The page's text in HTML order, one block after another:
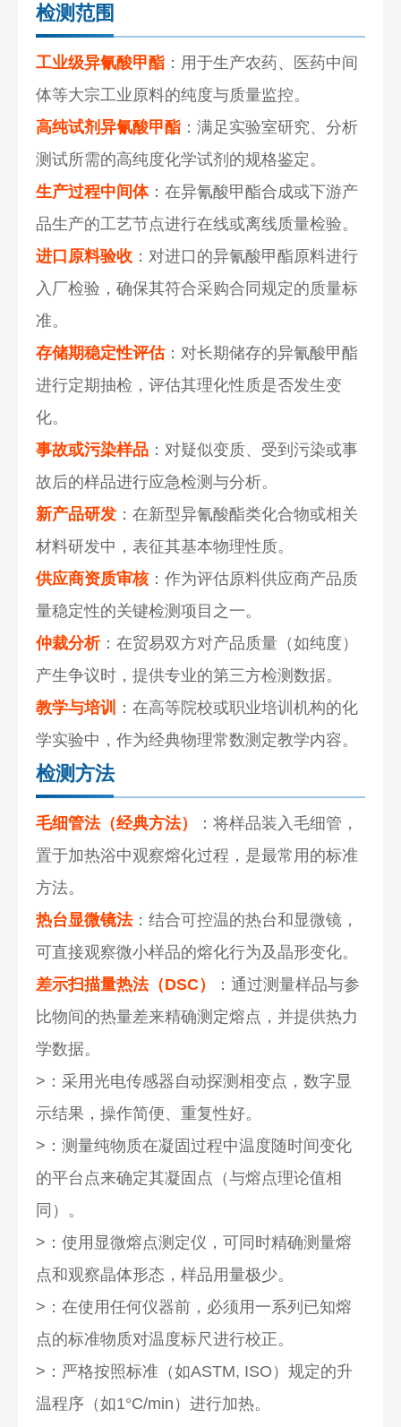
检测范围
工业级异氰酸甲酯 ：用于生产农药、医药中间
体等大宗工业原料的纯度与质量监控。
高纯试剂异氰酸甲酯 ：满足实验室研究、分析
测试所需的高纯度化学试剂的规格鉴定。
生产过程中间体：在异氰酸甲酯合成或下游产
品生产的工艺节点进行在线或离线质量检验。
进口原料验收 ：对进口的异氰酸甲酯原料进行
入厂检验，确保其符合采购合同规定的质量标
准。
存储期稳定性评估：对长期储存的异氰酸甲酯
进行定期抽检，评估其理化性质是否发生变
化。
事故或污染样品 ：对疑似变质、受到污染或事
故后的样品进行应急检测与分析。
新产品研发 ：在新型异氰酸酯类化合物或相关
材料研发中，表征其基本物理性质。
供应商资质审核：作为评估原料供应商产品质
量稳定性的关键检测项目之一。
仲裁分析：在贸易双方对产品质量（如纯度）
产生争议时，提供专业的第三方检测数据。
教学与培训
：在高等院校或职业培训机构的化
学实验中，作为经典物理常数测定教学内容。
检测方法
毛细管法（经典方法）
：将样品装入毛细管，
置于加热浴中观察熔化过程，是最常用的标准
方法。
热台显微镜法：结合可控温的热台和显微镜，
可直接观察微小样品的熔化行为及晶形变化。
差示扫描量热法（DSC）
：通过测量样品与参
比物间的热量差来精确测定熔点，并提供热力
学数据。
>：采用光电传感器自动探测相变点，数字显
示结果，操作简便、重复性好。
>：测量纯物质在凝固过程中温度随时间变化
的平台点来确定其凝固点（与熔点理论值相
同）。
>：使用显微熔点测定仪，可同时精确测量熔
点和观察晶体形态，样品用量极少。
>：在使用任何仪器前，必须用一系列已知熔
点的标准物质对温度标尺进行校正。
>：严格按照标准（如ASTM, ISO）规定的升
温程序（如1°C/min）进行加热。